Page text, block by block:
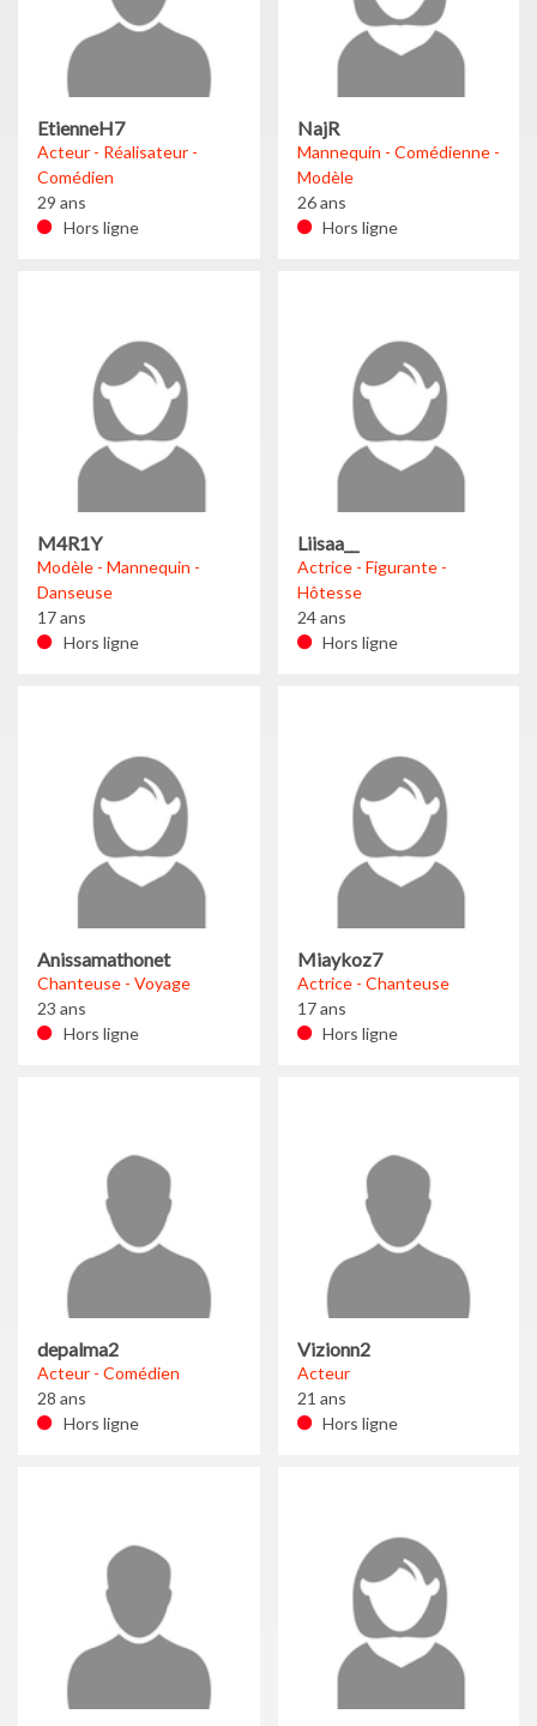
EtienneH7
Acteur - Réalisateur -
Comédien
29 ans
Hors ligne
NajR
Mannequin - Comédienne -
Modèle
26 ans
Hors ligne
M4R1Y
Modèle - Mannequin -
Danseuse
17 ans
Hors ligne
Liisaa__
Actrice - Figurante -
Hôtesse
24 ans
Hors ligne
Anissamathonet
Chanteuse - Voyage
23 ans
Hors ligne
Miaykoz7
Actrice - Chanteuse
17 ans
Hors ligne
depalma2
Acteur - Comédien
28 ans
Hors ligne
Vizionn2
Acteur
21 ans
Hors ligne